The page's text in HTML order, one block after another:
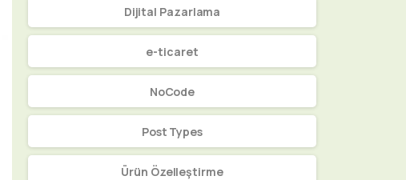
Dijital Pazarlama
e-ticaret
NoCode
Post Types
Ürün Özelleştirme